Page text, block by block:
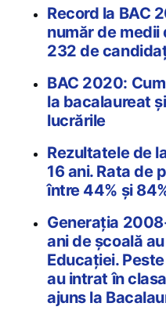
Record la BAC
număr de medii
232 de
BAC 2020:
la bacalaureat
lucrările
Rezultatele de
16 ani. Rata de
între 44% și
Generația
ani de școală
Educației.
au intrat în
ajuns la